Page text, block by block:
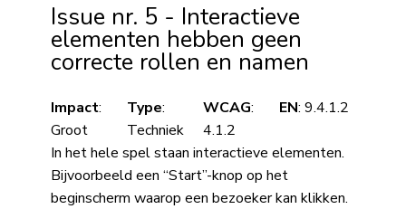
Issue nr. 5 - Interactieve
elementen hebben geen
correcte rollen en namen
Impact:
Groot
Type:
Techniek
WCAG:
4.1.2
EN: 9.4.1.2
In het hele spel staan interactieve elementen.
Bijvoorbeeld een “Start”-knop op het
beginscherm waarop een bezoeker kan klikken.